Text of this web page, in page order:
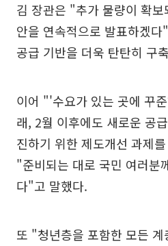
김 장관은 "추가 물량이 확
안을 연속적으로 발표하겠
공급 기반을 더욱 탄탄히 구
이어 "'수요가 있는 곳에 꾸
래, 2월 이후에도 새로운 공
진하기 위한 제도개선 과제
"준비되는 대로 국민 여러분
다"고 말했다.
또 "청년층을 포함한 모든 계